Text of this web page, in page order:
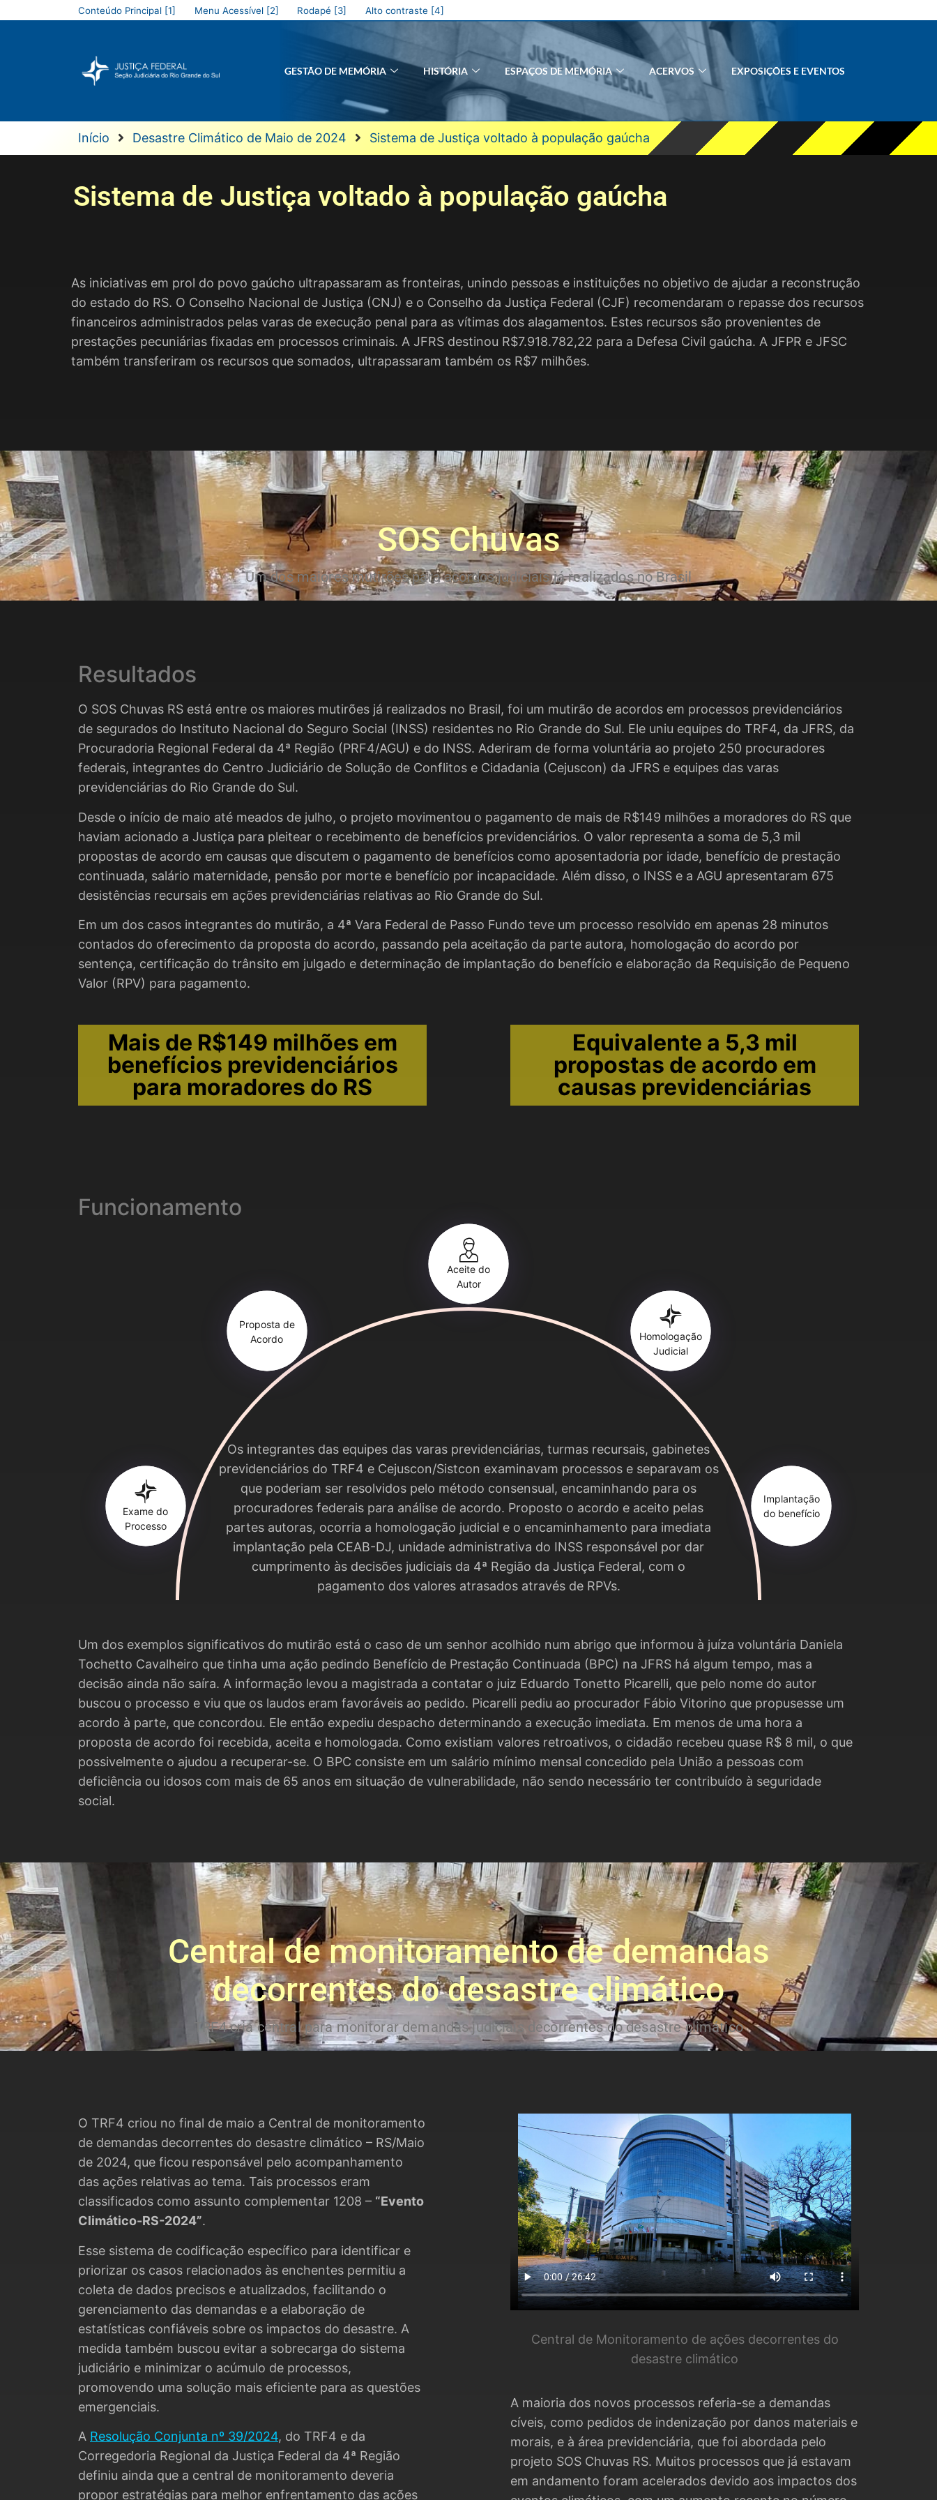
Conteúdo Principal [1] Menu Acessível [2] Rodapé [3] Alto contraste [4]
GESTÃO DE MEMÓRIA HISTÓRIA ESPAÇOS DE MEMÓRIA ACERVOS EXPOSIÇÕES E EVENTOS
Início Desastre Climático de Maio de 2024 Sistema de Justiça voltado à população gaúcha
Sistema de Justiça voltado à população gaúcha
As iniciativas em prol do povo gaúcho ultrapassaram as fronteiras, unindo pessoas e instituições no objetivo de ajudar a reconstrução
do estado do RS. O Conselho Nacional de Justiça (CNJ) e o Conselho da Justiça Federal (CJF) recomendaram o repasse dos recursos
financeiros administrados pelas varas de execução penal para as vítimas dos alagamentos. Estes recursos são provenientes de
prestações pecuniárias fixadas em processos criminais. A JFRS destinou R$7.918.782,22 para a Defesa Civil gaúcha. A JFPR e JFSC
também transferiram os recursos que somados, ultrapassaram também os R$7 milhões.
SOS Chuvas
Um dos maiores mutirões para acordos judiciais já realizados no Brasil
Resultados
O SOS Chuvas RS está entre os maiores mutirões já realizados no Brasil, foi um mutirão de acordos em processos previdenciários
de segurados do Instituto Nacional do Seguro Social (INSS) residentes no Rio Grande do Sul. Ele uniu equipes do TRF4, da JFRS, da
Procuradoria Regional Federal da 4ª Região (PRF4/AGU) e do INSS. Aderiram de forma voluntária ao projeto 250 procuradores
federais, integrantes do Centro Judiciário de Solução de Conflitos e Cidadania (Cejuscon) da JFRS e equipes das varas
previdenciárias do Rio Grande do Sul.
Desde o início de maio até meados de julho, o projeto movimentou o pagamento de mais de R$149 milhões a moradores do RS que
haviam acionado a Justiça para pleitear o recebimento de benefícios previdenciários. O valor representa a soma de 5,3 mil
propostas de acordo em causas que discutem o pagamento de benefícios como aposentadoria por idade, benefício de prestação
continuada, salário maternidade, pensão por morte e benefício por incapacidade. Além disso, o INSS e a AGU apresentaram 675
desistências recursais em ações previdenciárias relativas ao Rio Grande do Sul.
Em um dos casos integrantes do mutirão, a 4ª Vara Federal de Passo Fundo teve um processo resolvido em apenas 28 minutos
contados do oferecimento da proposta do acordo, passando pela aceitação da parte autora, homologação do acordo por
sentença, certificação do trânsito em julgado e determinação de implantação do benefício e elaboração da Requisição de Pequeno
Valor (RPV) para pagamento.
Mais de R$149 milhões em
benefícios previdenciários
para moradores do RS
Equivalente a 5,3 mil
propostas de acordo em
causas previdenciárias
Funcionamento
Exame do
Processo
Os integrantes das equipes das varas previdenciárias, turmas recursais, gabinetes
previdenciários do TRF4 e Cejuscon/Sistcon examinavam processos e separavam os
que poderiam ser resolvidos pelo método consensual, encaminhando para os
procuradores federais para análise de acordo. Proposto o acordo e aceito pelas
partes autoras, ocorria a homologação judicial e o encaminhamento para imediata
implantação pela CEAB-DJ, unidade administrativa do INSS responsável por dar
cumprimento às decisões judiciais da 4ª Região da Justiça Federal, com o
pagamento dos valores atrasados através de RPVs.
Proposta de
Acordo
Aceite do
Autor
Homologação
Judicial
Implantação
do benefício
Um dos exemplos significativos do mutirão está o caso de um senhor acolhido num abrigo que informou à juíza voluntária Daniela
Tochetto Cavalheiro que tinha uma ação pedindo Benefício de Prestação Continuada (BPC) na JFRS há algum tempo, mas a
decisão ainda não saíra. A informação levou a magistrada a contatar o juiz Eduardo Tonetto Picarelli, que pelo nome do autor
buscou o processo e viu que os laudos eram favoráveis ao pedido. Picarelli pediu ao procurador Fábio Vitorino que propusesse um
acordo à parte, que concordou. Ele então expediu despacho determinando a execução imediata. Em menos de uma hora a
proposta de acordo foi recebida, aceita e homologada. Como existiam valores retroativos, o cidadão recebeu quase R$ 8 mil, o que
possivelmente o ajudou a recuperar-se. O BPC consiste em um salário mínimo mensal concedido pela União a pessoas com
deficiência ou idosos com mais de 65 anos em situação de vulnerabilidade, não sendo necessário ter contribuído à seguridade
social.
Central de monitoramento de demandas
decorrentes do desastre climático
TRF4 cria central para monitorar demandas judiciais decorrentes do desastre climático
O TRF4 criou no final de maio a Central de monitoramento
de demandas decorrentes do desastre climático – RS/Maio
de 2024, que ficou responsável pelo acompanhamento
das ações relativas ao tema. Tais processos eram
classificados como assunto complementar 1208 – “Evento
Climático-RS-2024”.
Esse sistema de codificação específico para identificar e
priorizar os casos relacionados às enchentes permitiu a
coleta de dados precisos e atualizados, facilitando o
gerenciamento das demandas e a elaboração de
estatísticas confiáveis sobre os impactos do desastre. A
medida também buscou evitar a sobrecarga do sistema
judiciário e minimizar o acúmulo de processos,
promovendo uma solução mais eficiente para as questões
emergenciais.
A Resolução Conjunta nº 39/2024, do TRF4 e da
Corregedoria Regional da Justiça Federal da 4ª Região
definiu ainda que a central de monitoramento deveria
propor estratégias para melhor enfrentamento das ações
Central de Monitoramento de ações decorrentes do
desastre climático
A maioria dos novos processos referia-se a demandas
cíveis, como pedidos de indenização por danos materiais e
morais, e à área previdenciária, que foi abordada pelo
projeto SOS Chuvas RS. Muitos processos que já estavam
em andamento foram acelerados devido aos impactos dos